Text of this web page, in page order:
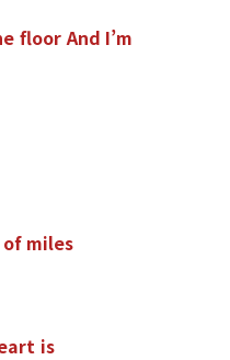
e foor And I’m
of miles
art is